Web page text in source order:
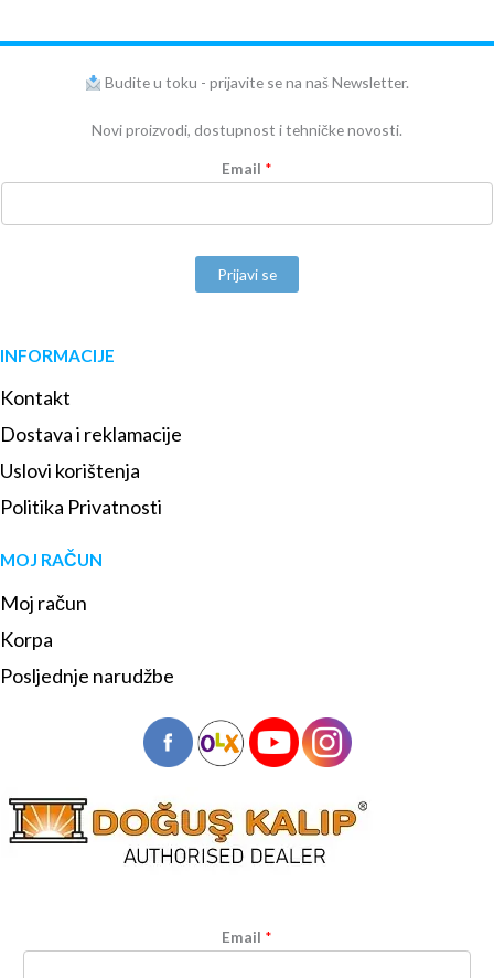
Budite u toku - prijavite se na naš Newsletter.
Novi proizvodi, dostupnost i tehničke novosti.
Email *
Prijavi se
INFORMACIJE
Kontakt
Dostava i reklamacije
Uslovi korištenja
Politika Privatnosti
MOJ RAČUN
Moj račun
Korpa
Posljednje narudžbe
Email *